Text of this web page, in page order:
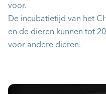
voor.
De incubatietijd van het
en de dieren kunnen tot
voor andere dieren.